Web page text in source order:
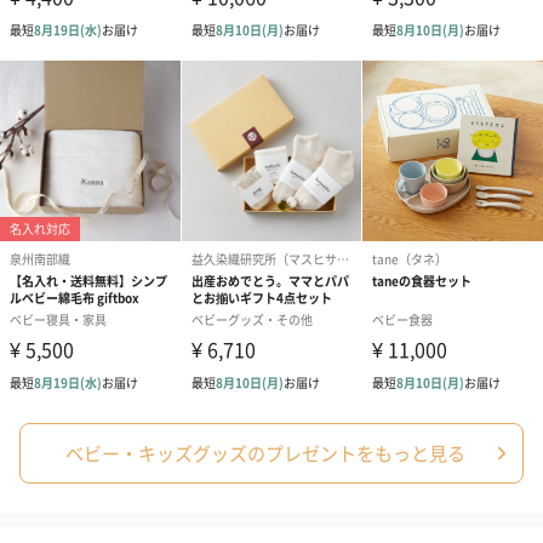
短冊のし
商品の形質上、短冊型の熨斗紙で対応させていただいておりま
す。
セット商品をご購入時に短冊のしオプションを選択された場合、
いずれかの商品1つに短冊のしを付けてお届けします。
（110円）
（110円）
い用)（寿）（
ベビー・キッズグッズのプレゼントをもっと見る